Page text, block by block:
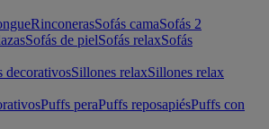
RinconerasSofás camaSofás 2
Sofás de pielSofás relaxSofás
decorativosSillones relaxSillones relax
Puffs peraPuffs reposapiésPuffs con